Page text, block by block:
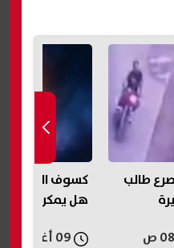
طالب
هل يمكن